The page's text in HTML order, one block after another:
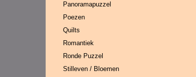
Panoramapuzzel
Poezen
Quilts
Romantiek
Ronde Puzzel
Stilleven / Bloemen